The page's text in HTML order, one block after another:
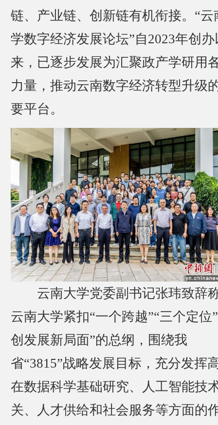
链、产业链、创新链有机衔接。“云
学数字经济发展论坛”自2023年创办
来，已逐步发展为汇聚政产学研用
力量，推动云南数字经济转型升级
要平台。
云南大学党委副书记张玮致辞
云南大学紧扣“一个跨越”“三个定位
创发展新局面”的总纲，围绕我
省“3815”战略发展目标，充分发挥
在数据科学基础研究、人工智能技
关、人才供给和社会服务等方面的